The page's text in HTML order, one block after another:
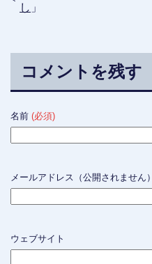
し 」
コメントを残す
名前 (必須)
メールアドレス（公開されません
ウェブサイト